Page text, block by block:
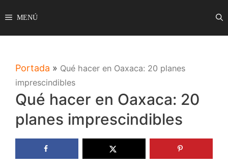
al
contenido
MENÚ
Portada » Qué hacer en Oaxaca: 20 planes
imprescindibles
Qué hacer en Oaxaca: 20
planes imprescindibles